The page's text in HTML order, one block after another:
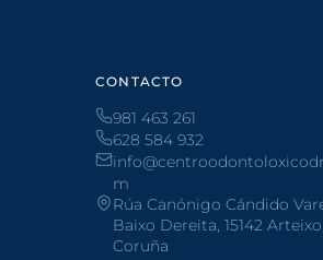
CONTACTO
981 463 261
628 584 932
m
Rúa Canónigo Cándido
Baixo Dereita, 15142
Coruña